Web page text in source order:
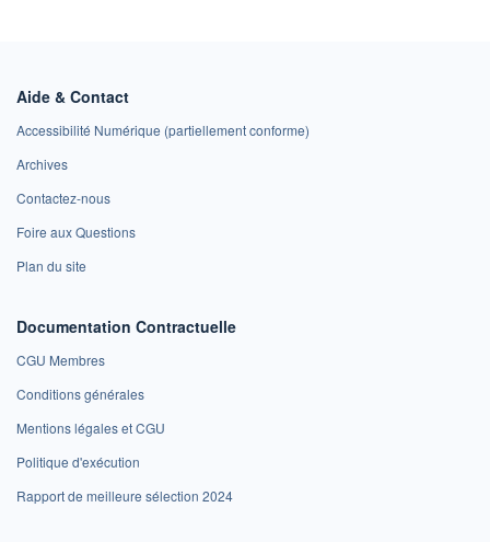
Aide & Contact
Accessibilité Numérique (partiellement conforme)
Archives
Contactez-nous
Foire aux Questions
Plan du site
Documentation Contractuelle
CGU Membres
Conditions générales
Mentions légales et CGU
Politique d'exécution
Rapport de meilleure sélection 2024